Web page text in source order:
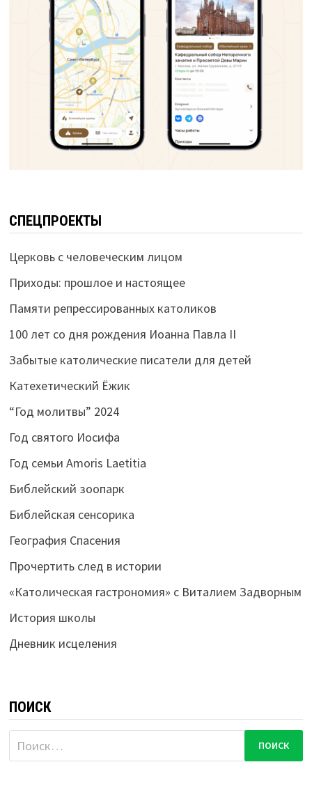
СПЕЦПРОЕКТЫ
Церковь с человеческим лицом
Приходы: прошлое и настоящее
Памяти репрессированных католиков
100 лет со дня рождения Иоанна Павла II
Забытые католические писатели для детей
Катехетический Ёжик
“Год молитвы” 2024
Год святого Иосифа
Год семьи Amoris Laetitia
Библейский зоопарк
Библейская сенсорика
География Спасения
Прочертить след в истории
«Католическая гастрономия» с Виталием Задворным
История школы
Дневник исцеления
ПОИСК
Найти: